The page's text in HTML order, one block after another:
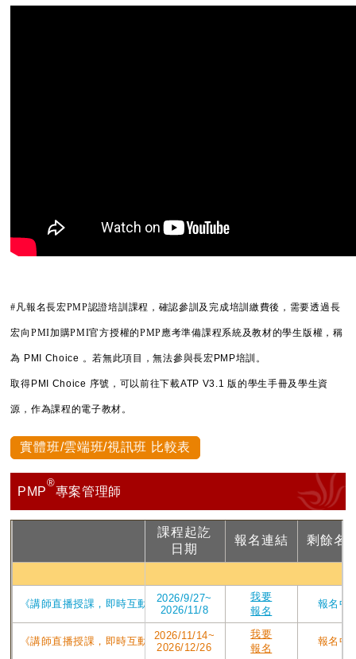
#凡報名長宏PMP認證培訓課程，確認參訓及完成培訓繳費後，需要透過長
宏向PMI加購PMI官方授權的PMP應考準備課程系統及教材的學生版權，稱
為 PMI Choice 。若無此項目，無法參與長宏PMP培訓。
取得PMI Choice 序號，可以前往下載ATP V3.1 版的學生手冊及學生資
源，作為課程的電子教材。
實體班/雲端班/視訊班 比較表
PMP
®
專案管理師
課程起訖
日期
報名連結 剩餘名
2026/9/27~
2026/11/8
我要
報名
報名中
2026/11/14~
2026/12/26
我要
報名
報名中
課程
《講師直播授課，即時互動提問》_2026年ATP V4版課程_直播視訊
《講師直播授課，即時互動提問》2026年ATP V4版課程_直播視訊